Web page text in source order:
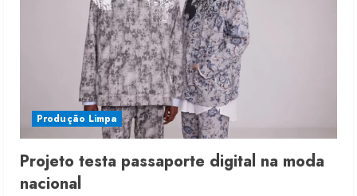
Produção Limpa
Projeto testa passaporte digital na moda
nacional